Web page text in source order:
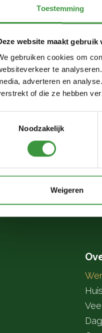
Toestemming
website maakt gebruik
gebruiken cookies om
te
adverteren en
of die ze hebben
Noodzakelijk
Weigeren